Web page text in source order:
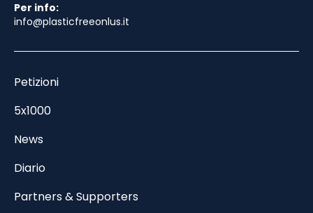
Petizioni
5x1000
News
Diario
Partners & Supporters
Per info:
info@plasticfreeonlus.it